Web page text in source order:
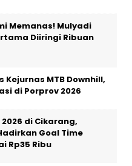
Memanas! Mulyadi
Diiringi Ribuan
Kejurnas MTB Downhill,
di Porprov 2026
di Cikarang,
Goal Time
Rp35 Ribu